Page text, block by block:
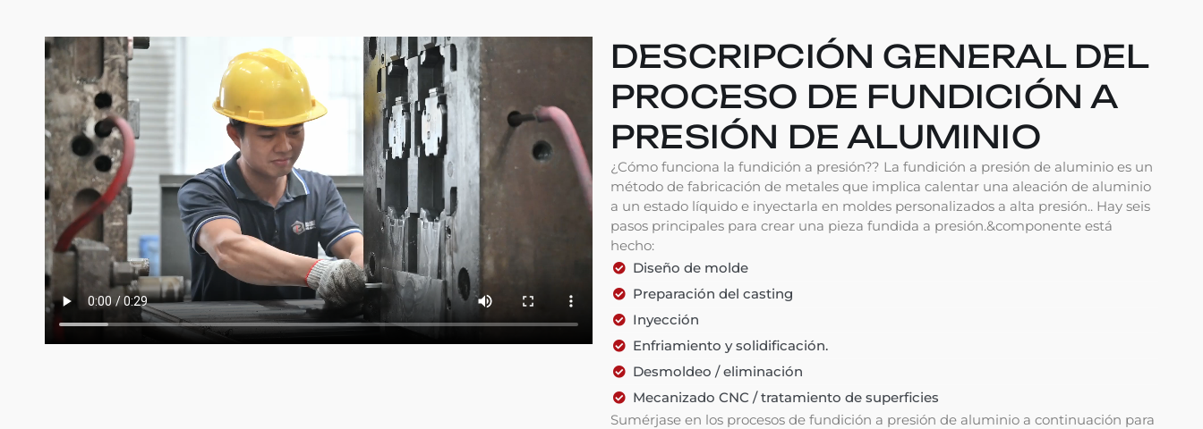
DESCRIPCIÓN GENERAL DEL
PROCESO DE FUNDICIÓN A
PRESIÓN DE ALUMINIO
¿Cómo funciona la fundición a presión?? La fundición a presión de aluminio es un
método de fabricación de metales que implica calentar una aleación de aluminio
a un estado líquido e inyectarla en moldes personalizados a alta presión.. Hay seis
pasos principales para crear una pieza fundida a presión.&componente está
hecho:
Diseño de molde
Preparación del casting
Inyección
Enfriamiento y solidificación.
Desmoldeo / eliminación
Mecanizado CNC / tratamiento de superficies
Sumérjase en los procesos de fundición a presión de aluminio a continuación para